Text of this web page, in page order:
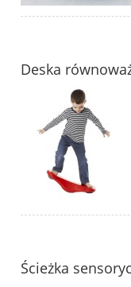
Deska
Ścieżka